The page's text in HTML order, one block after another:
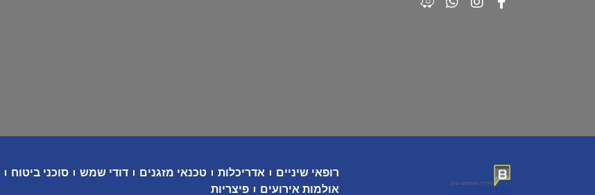
רופאי שיניים אדריכלות טכנאי מזגנים דודי שמש סוכני ביטוח
אולמות אירועים
פיצריות